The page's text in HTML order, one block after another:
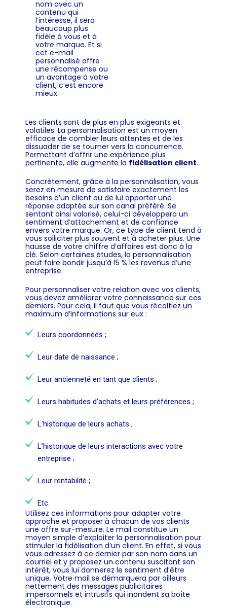
nom avec un
contenu qui
l’intéresse, il sera
beaucoup plus
fidèle à vous et à
votre marque. Et si
cet e-mail
personnalisé offre
une récompense ou
un avantage à votre
client, c’est encore
mieux.
Les clients sont de plus en plus exigeants et
volatiles. La personnalisation est un moyen
efficace de combler leurs attentes et de les
dissuader de se tourner vers la concurrence.
Permettant d’offrir une expérience plus
pertinente, elle augmente la fidélisation client.
Concrètement, grâce à la personnalisation, vous
serez en mesure de satisfaire exactement les
besoins d’un client ou de lui apporter une
réponse adaptée sur son canal préféré. Se
sentant ainsi valorisé, celui-ci développera un
sentiment d’attachement et de confiance
envers votre marque. Or, ce type de client tend à
vous solliciter plus souvent et à acheter plus. Une
hausse de votre chiffre d’affaires est donc à la
clé. Selon certaines études, la personnalisation
peut faire bondir jusqu’à 15 % les revenus d’une
entreprise.
Pour personnaliser votre relation avec vos clients,
vous devez améliorer votre connaissance sur ces
derniers. Pour cela, il faut que vous récoltiez un
maximum d’informations sur eux :
Leurs coordonnées ;
Leur date de naissance ;
Leur ancienneté en tant que clients ;
Leurs habitudes d’achats et leurs préférences ;
L’historique de leurs achats ;
L’historique de leurs interactions avec votre
entreprise ;
Leur rentabilité ;
Etc.
Utilisez ces informations pour adapter votre
approche et proposer à chacun de vos clients
une offre sur-mesure. Le mail constitue un
moyen simple d’exploiter la personnalisation pour
stimuler la fidélisation d’un client. En effet, si vous
vous adressez à ce dernier par son nom dans un
courriel et y proposez un contenu suscitant son
intérêt, vous lui donnerez le sentiment d’être
unique. Votre mail se démarquera par ailleurs
nettement des messages publicitaires
impersonnels et intrusifs qui inondent sa boîte
électronique.